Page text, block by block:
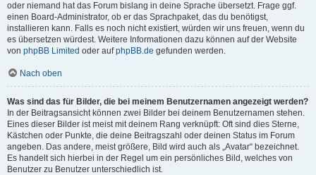
oder niemand hat das Forum bislang in deine Sprache übersetzt. Frage ggf.
einen Board-Administrator, ob er das Sprachpaket, das du benötigst,
installieren kann. Falls es noch nicht existiert, würden wir uns freuen, wenn du
es übersetzen würdest. Weitere Informationen dazu können auf der Website
von phpBB Limited oder aufphpBB.de gefunden werden.
Nach oben
Was sind das für Bilder, die bei meinem Benutzernamen angezeigt werden?
In der Beitragsansicht können zwei Bilder bei deinem Benutzernamen stehen.
Eines dieser Bilder ist meist mit deinem Rang verknüpft: Oft sind dies Sterne,
Kästchen oder Punkte, die deine Beitragszahl oder deinen Status im Forum
angeben. Das andere, meist größere, Bild wird auch als „Avatar“ bezeichnet.
Es handelt sich hierbei in der Regel um ein persönliches Bild, welches von
Benutzer zu Benutzer unterschiedlich ist.